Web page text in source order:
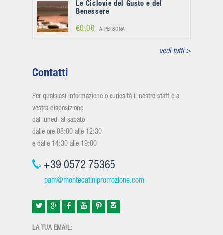
Le Ciclovie del Gusto e del
Benessere
€0,00 A PERSONA
vedi tutti >
Contatti
Per qualsiasi informazione o curiosità il nostro staff è a
vostra disposizione
dal lunedì al sabato
dalle ore 08:00 alle 12:30
e dalle 14:30 alle 19:00
+39 0572 75365
pam@montecatinipromozione.com
LA TUA EMAIL: